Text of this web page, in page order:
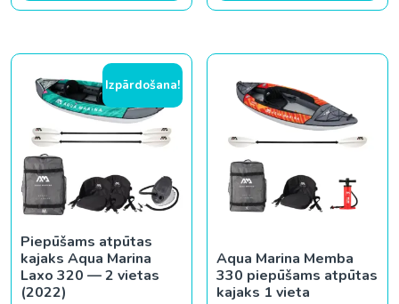
Izpārdošana!
Piepūšams atpūtas
kajaks Aqua Marina
Laxo 320 — 2 vietas
(2022)
Aqua Marina Memba
330 piepūšams atpūtas
kajaks 1 vieta